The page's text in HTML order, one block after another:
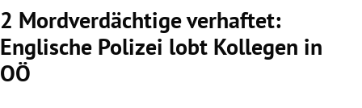
2 Mordverdächtige verhaftet:
Englische Polizei lobt Kollegen in
OÖ